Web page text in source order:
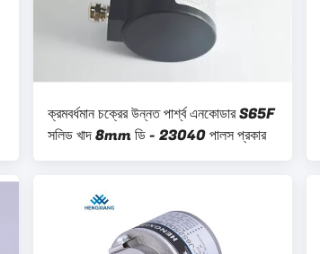
ক্রমবর্ধমান চক্রের উন্নত পার্শ্ব এনকোডার S65F
সলিড খাদ 8mm ডি - 23040 পালস প্রকার